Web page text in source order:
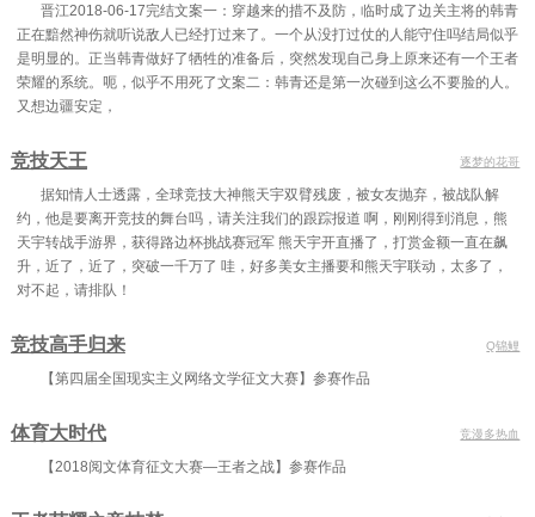
晋江2018-06-17完结文案一：穿越来的措不及防，临时成了边关主将的韩青
正在黯然神伤就听说敌人已经打过来了。一个从没打过仗的人能守住吗结局似乎
是明显的。正当韩青做好了牺牲的准备后，突然发现自己身上原来还有一个王者
荣耀的系统。呃，似乎不用死了文案二：韩青还是第一次碰到这么不要脸的人。
又想边疆安定，
竞技天王 逐梦的花哥
据知情人士透露，全球竞技大神熊天宇双臂残废，被女友抛弃，被战队解
约，他是要离开竞技的舞台吗，请关注我们的跟踪报道 啊，刚刚得到消息，熊
天宇转战手游界，获得路边杯挑战赛冠军 熊天宇开直播了，打赏金额一直在飙
升，近了，近了，突破一千万了 哇，好多美女主播要和熊天宇联动，太多了，
对不起，请排队！
竞技高手归来 Q锦鲤
【第四届全国现实主义网络文学征文大赛】参赛作品
体育大时代 竞漫多热血
【2018阅文体育征文大赛—王者之战】参赛作品